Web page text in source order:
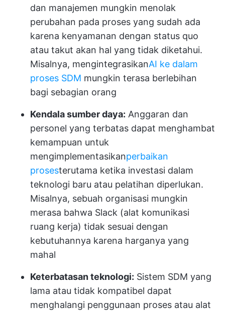
dan manajemen mungkin menolak
perubahan pada proses yang sudah ada
karena kenyamanan dengan status quo
atau takut akan hal yang tidak diketahui.
Misalnya, mengintegrasikanAI ke dalam
proses SDM mungkin terasa berlebihan
bagi sebagian orang
Kendala sumber daya: Anggaran dan
personel yang terbatas dapat menghambat
kemampuan untuk
mengimplementasikanperbaikan
prosesterutama ketika investasi dalam
teknologi baru atau pelatihan diperlukan.
Misalnya, sebuah organisasi mungkin
merasa bahwa Slack (alat komunikasi
ruang kerja) tidak sesuai dengan
kebutuhannya karena harganya yang
mahal
Keterbatasan teknologi: Sistem SDM yang
lama atau tidak kompatibel dapat
menghalangi penggunaan proses atau alat